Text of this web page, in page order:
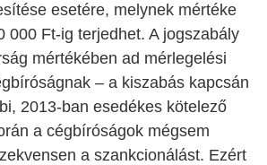
esetére, melynek mértéke
000 Ft-ig terjedhet. A jogszabály
mértékében ad mérlegelési
– a kiszabás kapcsán
2013-ban esedékes kötelező
a cégbíróságok mégsem
a szankcionálást. Ezért